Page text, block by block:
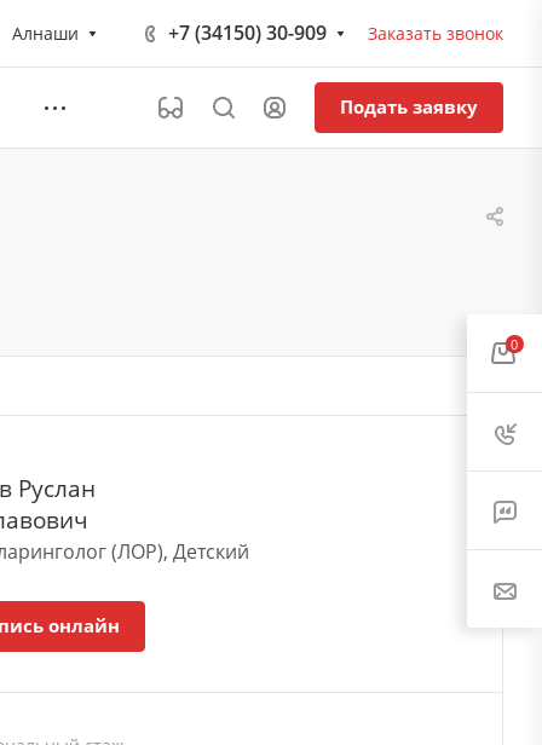
Алнаши +7 (34150) 30-909 Заказать звонок
Подать заявку
Руслан
(ЛОР), Детский
онлайн
0